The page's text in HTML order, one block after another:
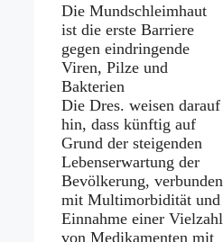
Die Mundschleimhaut
ist die erste Barriere
gegen eindringende
Viren, Pilze und
Bakterien
Die Dres. weisen darauf
hin, dass künftig auf
Grund der steigenden
Lebenserwartung der
Bevölkerung, verbunden
mit Multimorbidität und
Einnahme einer Vielzahl
von Medikamenten mit